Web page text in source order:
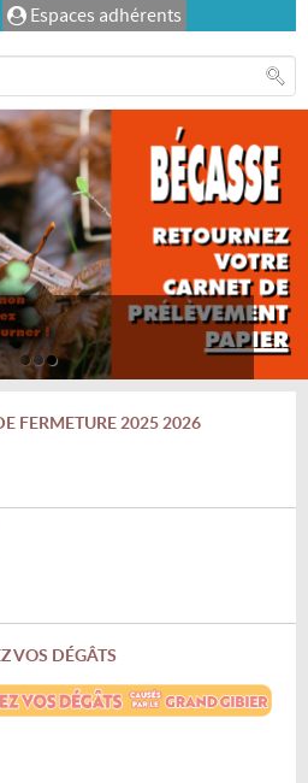
Espaces adhérents
FERMETURE 2025 2026
VOS DÉGÂTS